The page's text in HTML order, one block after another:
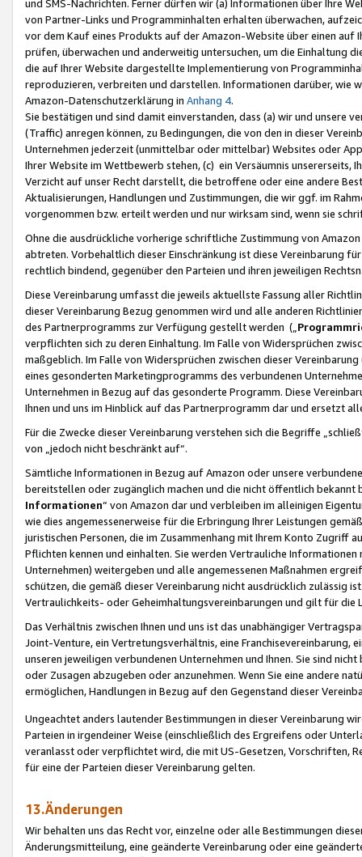
und SMS-Nachrichten. Ferner dürfen wir (a) Informationen über Ihre
von Partner-Links und Programminhalten erhalten überwachen,
vor dem Kauf eines Produkts auf der Amazon-Website über einen
prüfen, überwachen und anderweitig untersuchen, um die Einhaltung
die auf Ihrer Website dargestellte Implementierung von
reproduzieren, verbreiten und darstellen. Informationen darüber, wie
Amazon-Datenschutzerklärung in Anhang 4.
Sie bestätigen und sind damit einverstanden, dass (a) wir und
(Traffic) anregen können, zu Bedingungen, die von den in dieser
Unternehmen jederzeit (unmittelbar oder mittelbar) Websites oder
Ihrer Website im Wettbewerb stehen, (c) ein Versäumnis unsererseits,
Verzicht auf unser Recht darstellt, die betroffene oder eine andere
Aktualisierungen, Handlungen und Zustimmungen, die wir ggf. im
vorgenommen bzw. erteilt werden und nur wirksam sind, wenn sie
Ohne die ausdrückliche vorherige schriftliche Zustimmung von
abtreten. Vorbehaltlich dieser Einschränkung ist diese Vereinbarung
rechtlich bindend, gegenüber den Parteien und ihren jeweiligen
Diese Vereinbarung umfasst die jeweils aktuellste Fassung aller
dieser Vereinbarung Bezug genommen wird und alle anderen
des Partnerprogramms zur Verfügung gestellt werden („
verpflichten sich zu deren Einhaltung. Im Falle von Widersprüchen
maßgeblich. Im Falle von Widersprüchen zwischen dieser
eines gesonderten Marketingprogramms des verbundenen
Unternehmen in Bezug auf das gesonderte Programm. Diese
Ihnen und uns im Hinblick auf das Partnerprogramm dar und ersetzt
Für die Zwecke dieser Vereinbarung verstehen sich die Begriffe
von „jedoch nicht beschränkt auf“.
Sämtliche Informationen in Bezug auf Amazon oder unsere
bereitstellen oder zugänglich machen und die nicht öffentlich
Informationen“ von Amazon dar und verbleiben im alleinigen
wie dies angemessenerweise für die Erbringung Ihrer Leistungen
juristischen Personen, die im Zusammenhang mit Ihrem Konto
Pflichten kennen und einhalten. Sie werden Vertrauliche
Unternehmen) weitergeben und alle angemessenen Maßnahmen
schützen, die gemäß dieser Vereinbarung nicht ausdrücklich zulässig
Vertraulichkeits- oder Geheimhaltungsvereinbarungen und gilt für die
Das Verhältnis zwischen Ihnen und uns ist das unabhängiger
Joint-Venture, ein Vertretungsverhältnis, eine Franchisevereinbarung,
unseren jeweiligen verbundenen Unternehmen und Ihnen. Sie sind
oder Zusagen abzugeben oder anzunehmen. Wenn Sie eine andere
ermöglichen, Handlungen in Bezug auf den Gegenstand dieser
Ungeachtet anders lautender Bestimmungen in dieser Vereinbarung
Parteien in irgendeiner Weise (einschließlich des Ergreifens oder
veranlasst oder verpflichtet wird, die mit US-Gesetzen, Vorschriften,
für eine der Parteien dieser Vereinbarung gelten.
13.Änderungen
Wir behalten uns das Recht vor, einzelne oder alle Bestimmungen
Änderungsmitteilung, eine geänderte Vereinbarung oder eine